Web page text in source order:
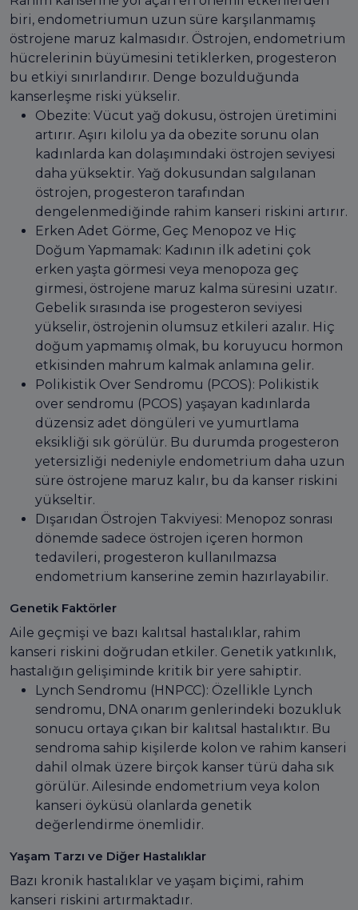
biri, endometriumun uzun süre karşılanmamış
östrojene maruz kalmasıdır. Östrojen, endometrium
hücrelerinin büyümesini tetiklerken, progesteron
bu etkiyi sınırlandırır. Denge bozulduğunda
kanserleşme riski yükselir.
Obezite: Vücut yağ dokusu, östrojen üretimini
artırır. Aşırı kilolu ya da obezite sorunu olan
kadınlarda kan dolaşımındaki östrojen seviyesi
daha yüksektir. Yağ dokusundan salgılanan
östrojen, progesteron tarafından
dengelenmediğinde rahim kanseri riskini artırır.
Erken Adet Görme, Geç Menopoz ve Hiç
Doğum Yapmamak: Kadının ilk adetini çok
erken yaşta görmesi veya menopoza geç
girmesi, östrojene maruz kalma süresini uzatır.
Gebelik sırasında ise progesteron seviyesi
yükselir, östrojenin olumsuz etkileri azalır. Hiç
doğum yapmamış olmak, bu koruyucu hormon
etkisinden mahrum kalmak anlamına gelir.
Polikistik Over Sendromu (PCOS): Polikistik
over sendromu (PCOS) yaşayan kadınlarda
düzensiz adet döngüleri ve yumurtlama
eksikliği sık görülür. Bu durumda progesteron
yetersizliği nedeniyle endometrium daha uzun
süre östrojene maruz kalır, bu da kanser riskini
yükseltir.
Dışarıdan Östrojen Takviyesi: Menopoz sonrası
dönemde sadece östrojen içeren hormon
tedavileri, progesteron kullanılmazsa
endometrium kanserine zemin hazırlayabilir.
Genetik Faktörler
Aile geçmişi ve bazı kalıtsal hastalıklar, rahim
kanseri riskini doğrudan etkiler. Genetik yatkınlık,
hastalığın gelişiminde kritik bir yere sahiptir.
Lynch Sendromu (HNPCC): Özellikle Lynch
sendromu, DNA onarım genlerindeki bozukluk
sonucu ortaya çıkan bir kalıtsal hastalıktır. Bu
sendroma sahip kişilerde kolon ve rahim kanseri
dahil olmak üzere birçok kanser türü daha sık
görülür. Ailesinde endometrium veya kolon
kanseri öyküsü olanlarda genetik
değerlendirme önemlidir.
Yaşam Tarzı ve Diğer Hastalıklar
Bazı kronik hastalıklar ve yaşam biçimi, rahim
kanseri riskini artırmaktadır.